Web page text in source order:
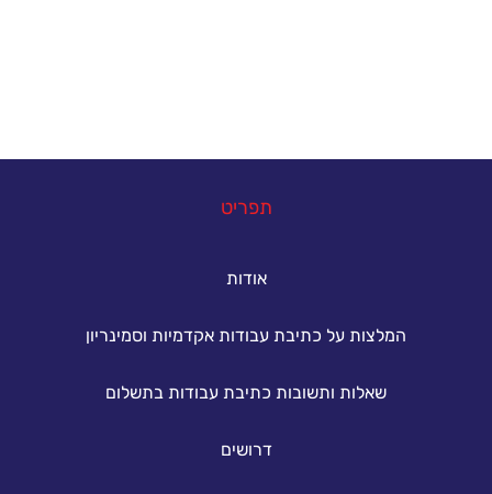
תפריט
אודות
המלצות על כתיבת עבודות אקדמיות וסמינריון
שאלות ותשובות כתיבת עבודות בתשלום
דרושים